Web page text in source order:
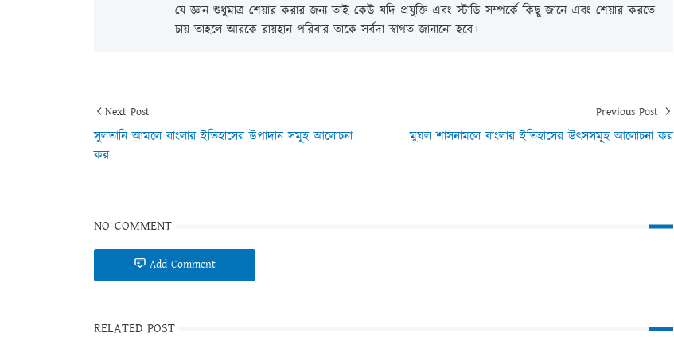
যে জ্ঞান শুধুমাত্র শেয়ার করার জন্য তাই কেউ যদি প্রযুক্তি এবং স্টাডি সম্পর্কে কিছু জানে এবং শেয়ার করতে
চায় তাহলে আরকে রায়হান পরিবার তাকে সর্বদা স্বাগত জানানো হবে।
Next Post
সুলতানি আমলে বাংলার ইতিহাসের উপাদান সমূহ আলোচনা
কর
Previous Post
মুঘল শাসনামলে বাংলার ইতিহাসের উৎসসমূহ আলোচনা কর
NO COMMENT
Add Comment
RELATED POST